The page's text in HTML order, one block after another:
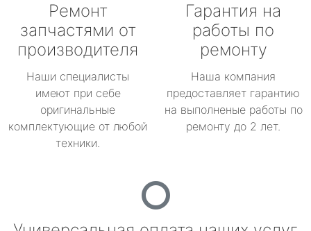
Ремонт
запчастями от
производителя
Наши специалисты
имеют при себе
оригинальные
комплектующие от любой
техники.
Гарантия на
работы по
ремонту
Наша компания
предоставляет гарантию
на выполненые работы по
ремонту до 2 лет.